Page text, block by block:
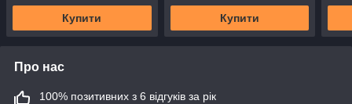
Купити Купити
Про нас
100% позитивних з 6 відгуків за рік